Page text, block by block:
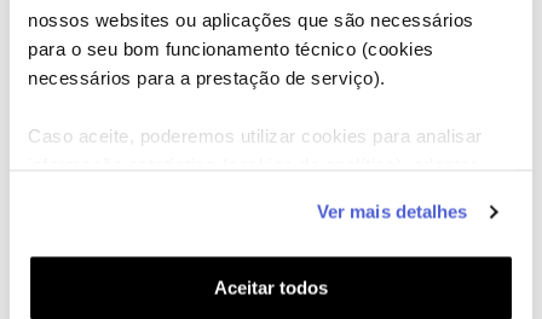
nossos websites ou aplicações que são necessários
para o seu bom funcionamento técnico (cookies
necessários para a prestação de serviço).
Caso aceite, poderemos utilizar cookies para analisar
funcionalidades (cookies de personalização e
funcionalidade) e adaptar anúncios aos seus interesses
(cookies de publicidade personalizada). Pode gerir a
Ver mais detalhes
Aceitar todos
Cave Hotel. Um antigo convento bizantino cujos quartos
são dentro de grutas.
Episódio 13:Fregate Private Island (Seychelles)
Neste episódio, Esteban Mercer viaja à ilha privada mais
luxuosa do Oceano Índico. Vilas de sonho e praias
exuberante, onde tartarugas gigantes habitam
exclusivamente de uma das cinco melhores praias do